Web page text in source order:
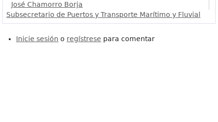
José Chamorro Borja
Subsecretario de Puertos y Transporte Marítimo y Fluvial
Inicie sesión o regístrese para comentar